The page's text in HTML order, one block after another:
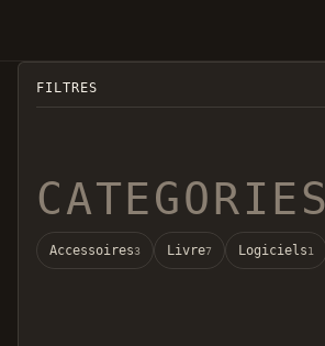
FILTRES
CATEGORIES
Accessoires3 Livre7 Logiciels1